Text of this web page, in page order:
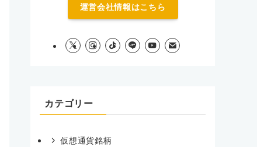
運営会社情報はこちら
カテゴリー
仮想通貨銘柄